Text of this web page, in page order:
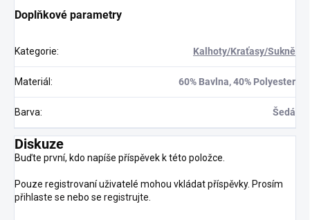
Doplňkové parametry
Kategorie: Kalhoty/Kraťasy/Sukně
Materiál: 60% Bavlna, 40% Polyester
Barva: Šedá
Diskuze
Buďte první, kdo napíše příspěvek k této položce.
Pouze registrovaní uživatelé mohou vkládat příspěvky. Prosím
přihlaste se nebo se registrujte.